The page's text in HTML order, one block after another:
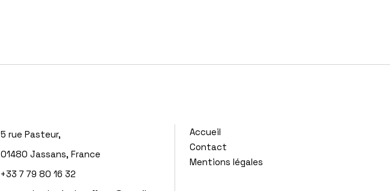
5 rue Pasteur,
01480 Jassans, France
+33 7 79 80 16 32
Accueil
Contact
Mentions légales